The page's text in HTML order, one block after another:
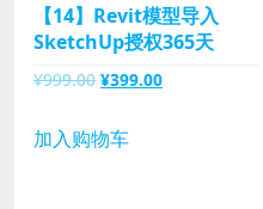
【14】Revit模型导入
SketchUp授权365天
¥999.00 原
为：
¥399.00当
加入购物车